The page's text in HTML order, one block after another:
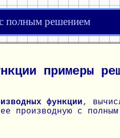
полным решением
примеры
функции,
производную с